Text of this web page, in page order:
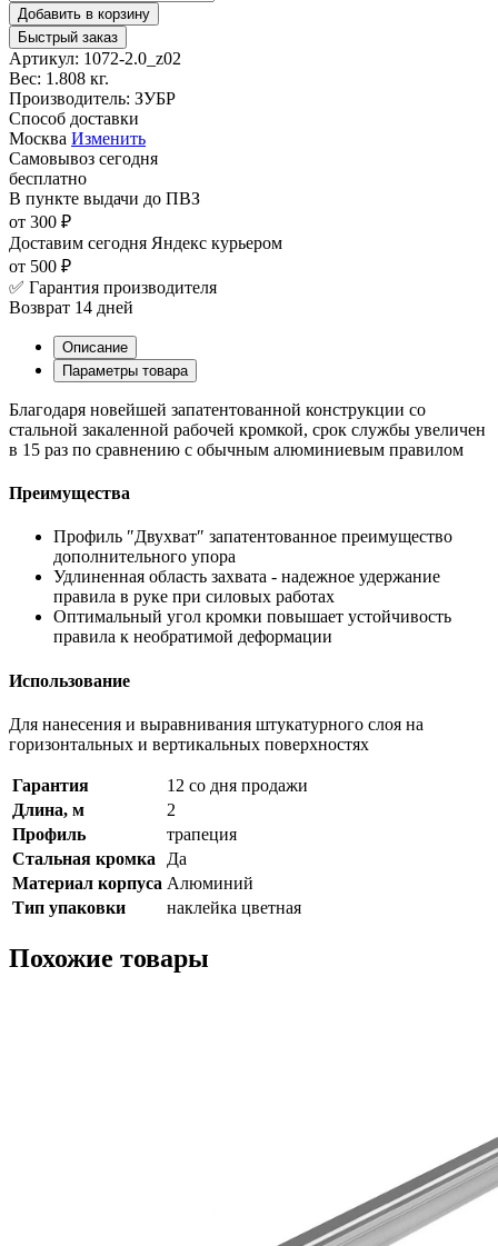
Добавить в корзину
Быстрый заказ
Артикул: 1072-2.0_z02
Вес: 1.808 кг.
Производитель: ЗУБР
Способ доставки
Москва Изменить
Самовывоз сегодня
бесплатно
В пункте выдачи до ПВЗ
от 300 ₽
Доставим сегодня Яндекс курьером
от 500 ₽
✅ Гарантия производителя
Возврат 14 дней
Описание
Параметры товара
Благодаря новейшей запатентованной конструкции со
стальной закаленной рабочей кромкой, срок службы увеличен
в 15 раз по сравнению с обычным алюминиевым правилом
Преимущества
Профиль ″Двухват″ запатентованное преимущество
дополнительного упора
Удлиненная область захвата - надежное удержание
правила в руке при силовых работах
Оптимальный угол кромки повышает устойчивость
правила к необратимой деформации
Использование
Для нанесения и выравнивания штукатурного слоя на
горизонтальных и вертикальных поверхностях
Гарантия
12 со дня продажи
Длина, м
2
Профиль
трапеция
Стальная кромка
Да
Материал корпуса Алюминий
Тип упаковки
наклейка цветная
Похожие товары